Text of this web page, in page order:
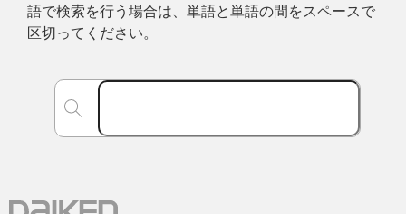
語で検索を行う場合は、単語と単語の間をスペースで
区切ってください。